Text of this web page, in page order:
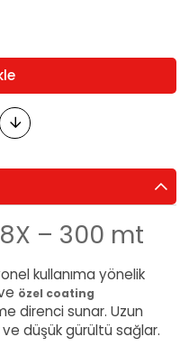
– 300 mt
kullanıma yönelik
özel coating
direnci sunar. Uzun
düşük gürültü sağlar.